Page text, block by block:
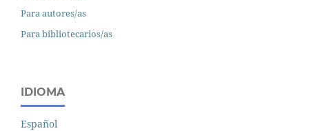
Para autores/as
Para bibliotecarios/as
IDIOMA
Español